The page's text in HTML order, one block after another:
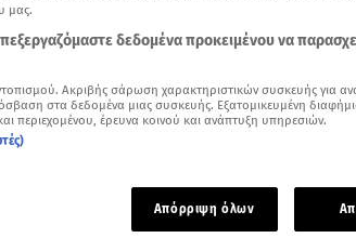
άρθρα μας στα αποτελέσματα αναζήτησης
κρίση, ενώ έφτασαν στο σημείο να καλέσουν τον Έλληνα
μας.
δεδομένα προκειμένου να
Ακριβής σάρωση χαρακτηριστικών συσκευής για
στα δεδομένα μιας συσκευής. Εξατομικευμένη
περιεχομένου, έρευνα κοινού και ανάπτυξη υπηρεσιών.
Απόρριψη όλων